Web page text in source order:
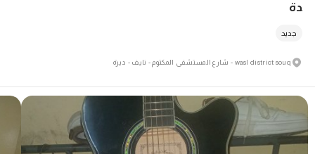
دة
جديد
wasl district souq - شارع المستشفى المكتوم - نايف - ديرة